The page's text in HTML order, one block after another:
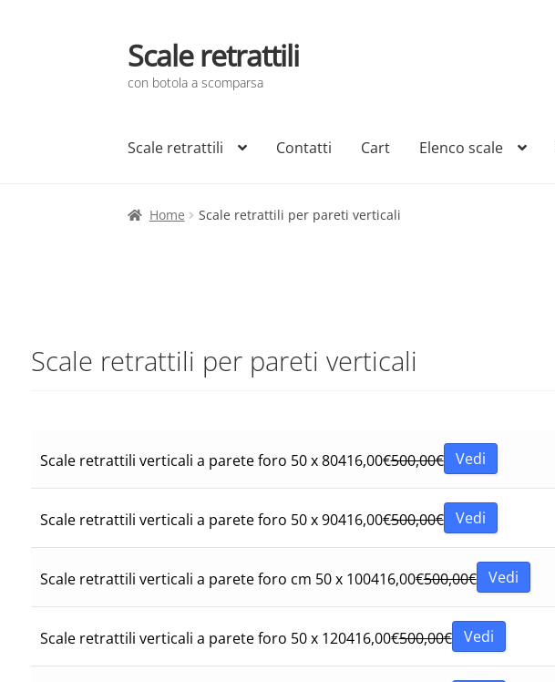
Vai
alla
navigazione
Vai
al
contenuto
Scale retrattili
con botola a scomparsa
Scale retrattili Contatti Cart Elenco scale
Home Scale retrattili per pareti verticali
Scale retrattili per pareti verticali
Scale retrattili verticali a parete foro 50 x 80416,00€500,00€ Vedi
Scale retrattili verticali a parete foro 50 x 90416,00€500,00€ Vedi
Scale retrattili verticali a parete foro cm 50 x 100416,00€500,00€ Vedi
Scale retrattili verticali a parete foro 50 x 120416,00€500,00€ Vedi